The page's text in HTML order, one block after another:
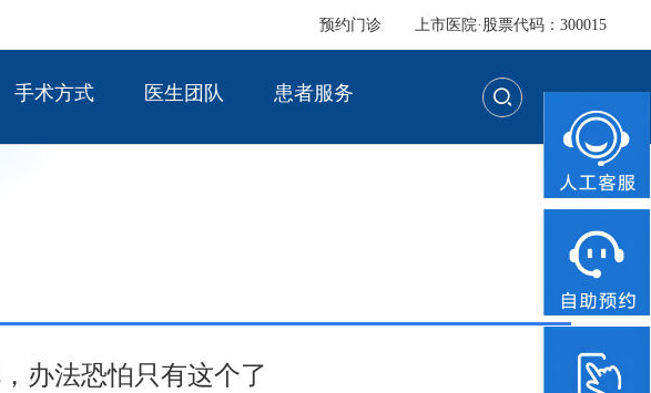
预约门诊 上市医院·股票代码：300015
手术方式 医生团队 患者服务
办法恐怕只有这个了